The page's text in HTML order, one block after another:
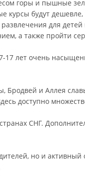
горы и пышные
курсы будут
для
а также пройти
17 лет очень
и Аллея
доступно
СНГ.
но и